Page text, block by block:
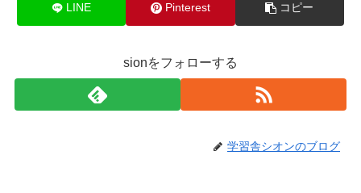
LINE Pinterest コピー
sionをフォローする
学習舎シオンのブログ